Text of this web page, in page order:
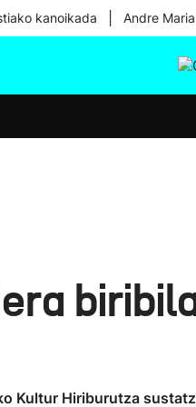
kanoikada Andre
Kultur Hiriburutza